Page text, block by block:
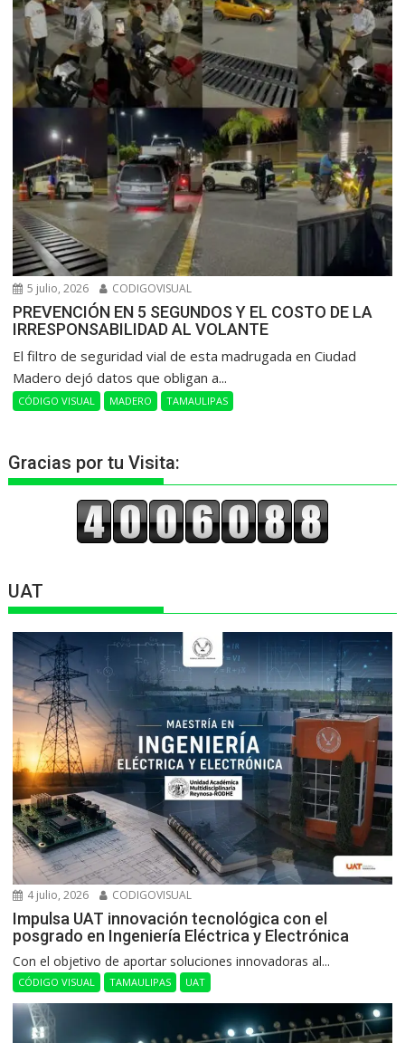
5 julio, 2026 CODIGOVISUAL
PREVENCIÓN EN 5 SEGUNDOS Y EL COSTO DE LA
IRRESPONSABILIDAD AL VOLANTE
​El filtro de seguridad vial de esta madrugada en Ciudad
Madero dejó datos que obligan a...
CÓDIGO VISUAL MADERO TAMAULIPAS
Gracias por tu Visita:
UAT
4 julio, 2026 CODIGOVISUAL
Impulsa UAT innovación tecnológica con el
posgrado en Ingeniería Eléctrica y Electrónica
Con el objetivo de aportar soluciones innovadoras al...
CÓDIGO VISUAL TAMAULIPAS UAT